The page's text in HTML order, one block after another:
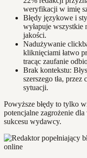
weryfikacji w imię
Błędy językowe i
wyłapuje wszystkie
jakości.
Nadużywanie
kliknięciami łatwo
tracąc zaufanie
Brak kontekstu:
szerszego tła, przez
sytuacji.
Powyższe błędy to tylko
potencjalne zagrożenie
sukcesu wydawcy.